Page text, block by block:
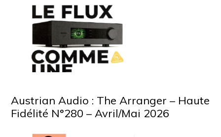
Austrian Audio : The Arranger – Haute
Fidélité N°280 – Avril/Mai 2026